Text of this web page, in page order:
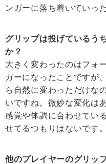
ンガーに落ち着いていっ
グリップは投げているう
か？
大きく変わったのはフォ
ガーになったことですが
ら自然に変わっただけな
いですね。微妙な変化は
感覚や体調に合わせてい
せてるつもりはないです。
他のプレイヤーのグリッ